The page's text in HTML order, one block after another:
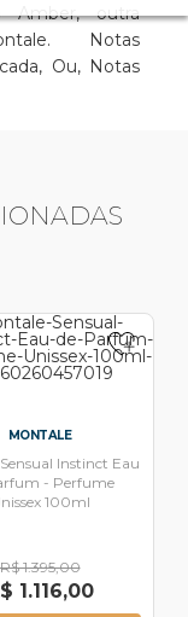
Amber, outra
Notas
Ou, Notas
MONTALE
Instinct Eau
- Perfume
100ml
R$ 1.395,00
1.116,00